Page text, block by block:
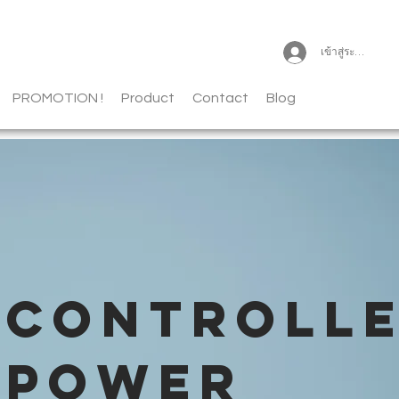
เข้าสู่ระบบ
PROMOTION ! Product Contact Blog
POWER